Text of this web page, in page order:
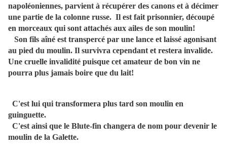
napoléoniennes, parvient à récupérer des canons et à décimer
une partie de la colonne russe. Il est fait prisonnier, découpé
en morceaux qui sont attachés aux ailes de son moulin!
Son fils aîné est transpercé par une lance et laissé agonisant
au pied du moulin. Il survivra cependant et restera invalide.
Une cruelle invalidité puisque cet amateur de bon vin ne
pourra plus jamais boire que du lait!
C'est lui qui transformera plus tard son moulin en
guinguette.
C'est ainsi que le Blute-fin changera de nom pour devenir le
moulin de la Galette.